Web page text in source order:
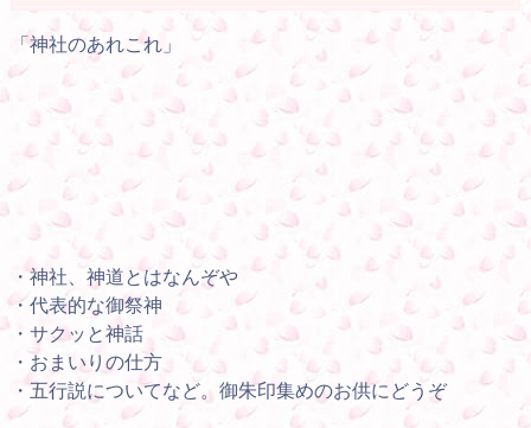
「神社のあれこれ」
・神社、神道とはなんぞや
・代表的な御祭神
・サクッと神話
・おまいりの仕方
・五行説についてなど。御朱印集めのお供にどうぞ